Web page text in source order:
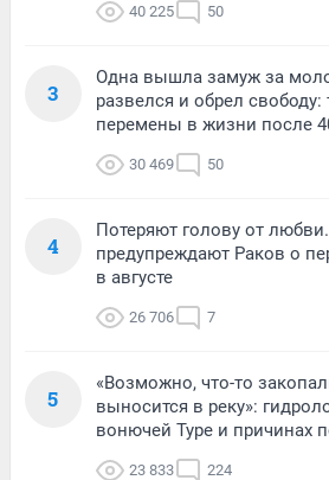
40 225 50
3
Одна вышла замуж за
развелся и обрел
перемены в жизни после
30 469 50
4
Потеряют голову от
предупреждают Раков о
в августе
26 706 7
5
«Возможно, что-то
выносится в реку»:
вонючей Туре и причинах
23 833 224